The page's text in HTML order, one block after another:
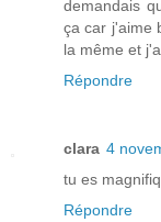
demandais
ça car j'aime
la même et
Répondre
clara 4
tu es
Répondre